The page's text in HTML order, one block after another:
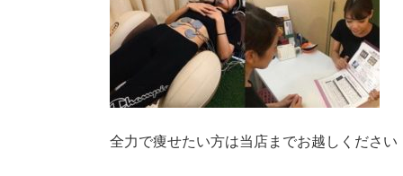
全力で痩せたい方は当店までお越しください